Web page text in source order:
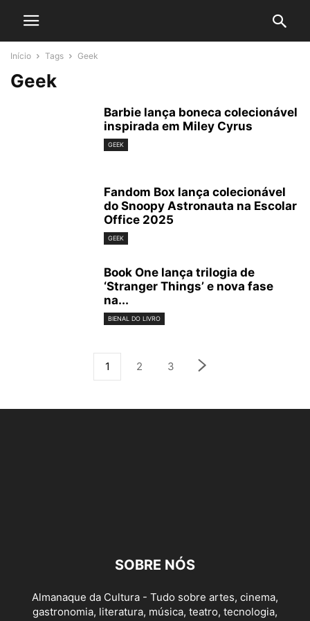
Início Tags Geek
Geek
Barbie lança boneca colecionável
inspirada em Miley Cyrus
GEEK
Fandom Box lança colecionável
do Snoopy Astronauta na Escolar
Office 2025
GEEK
Book One lança trilogia de
‘Stranger Things’ e nova fase
na...
BIENAL DO LIVRO
1 2 3
SOBRE NÓS
Almanaque da Cultura - Tudo sobre artes, cinema,
gastronomia, literatura, música, teatro, tecnologia,